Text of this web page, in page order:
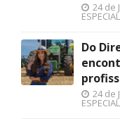
24 de
Do
24 de